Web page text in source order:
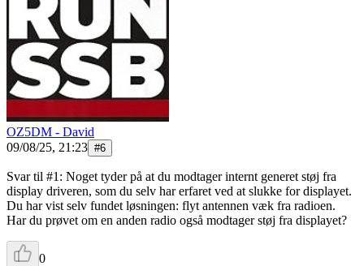
OZ5DM - David
09/08/25, 21:23 #6
Svar til #1: Noget tyder på at du modtager internt generet støj fra
display driveren, som du selv har erfaret ved at slukke for displayet.
Du har vist selv fundet løsningen: flyt antennen væk fra radioen.
Har du prøvet om en anden radio også modtager støj fra displayet?
0